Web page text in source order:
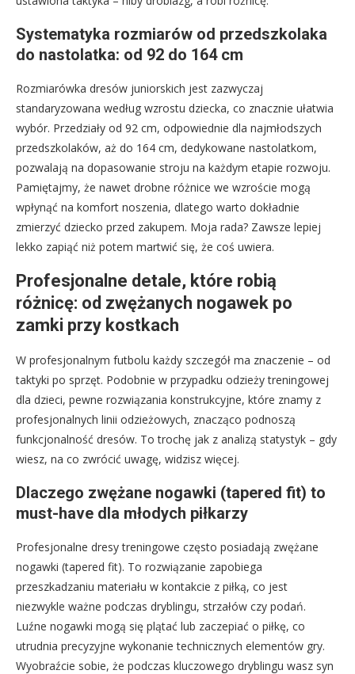
Systematyka rozmiarów od przedszkolaka
do nastolatka: od 92 do 164 cm
Rozmiarówka dresów juniorskich jest zazwyczaj
standaryzowana według wzrostu dziecka, co znacznie ułatwia
wybór. Przedziały od 92 cm, odpowiednie dla najmłodszych
przedszkolaków, aż do 164 cm, dedykowane nastolatkom,
pozwalają na dopasowanie stroju na każdym etapie rozwoju.
Pamiętajmy, że nawet drobne różnice we wzroście mogą
wpłynąć na komfort noszenia, dlatego warto dokładnie
zmierzyć dziecko przed zakupem. Moja rada? Zawsze lepiej
lekko zapiąć niż potem martwić się, że coś uwiera.
Profesjonalne detale, które robią
różnicę: od zwężanych nogawek po
zamki przy kostkach
W profesjonalnym futbolu każdy szczegół ma znaczenie – od
taktyki po sprzęt. Podobnie w przypadku odzieży treningowej
dla dzieci, pewne rozwiązania konstrukcyjne, które znamy z
profesjonalnych linii odzieżowych, znacząco podnoszą
funkcjonalność dresów. To trochę jak z analizą statystyk – gdy
wiesz, na co zwrócić uwagę, widzisz więcej.
Dlaczego zwężane nogawki (tapered fit) to
must-have dla młodych piłkarzy
Profesjonalne dresy treningowe często posiadają zwężane
nogawki (tapered fit). To rozwiązanie zapobiega
przeszkadzaniu materiału w kontakcie z piłką, co jest
niezwykle ważne podczas dryblingu, strzałów czy podań.
Luźne nogawki mogą się plątać lub zaczepiać o piłkę, co
utrudnia precyzyjne wykonanie technicznych elementów gry.
Wyobraźcie sobie, że podczas kluczowego dryblingu wasz syn